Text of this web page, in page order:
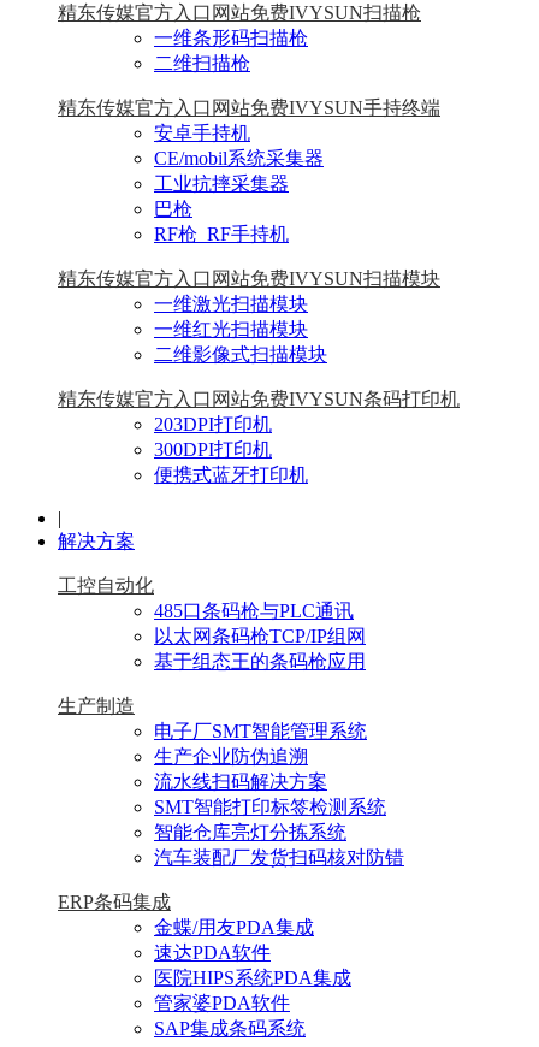
精东传媒官方入口网站免费IVYSUN扫描枪
一维条形码扫描枪
二维扫描枪
精东传媒官方入口网站免费IVYSUN手持终端
安卓手持机
CE/mobil系统采集器
工业抗摔采集器
巴枪
RF枪_RF手持机
精东传媒官方入口网站免费IVYSUN扫描模块
一维激光扫描模块
一维红光扫描模块
二维影像式扫描模块
精东传媒官方入口网站免费IVYSUN条码打印机
203DPI打印机
300DPI打印机
便携式蓝牙打印机
|
解决方案
工控自动化
485口条码枪与PLC通讯
以太网条码枪TCP/IP组网
基于组态王的条码枪应用
生产制造
电子厂SMT智能管理系统
生产企业防伪追溯
流水线扫码解决方案
SMT智能打印标签检测系统
智能仓库亮灯分拣系统
汽车装配厂发货扫码核对防错
ERP条码集成
金蝶/用友PDA集成
速达PDA软件
医院HIPS系统PDA集成
管家婆PDA软件
SAP集成条码系统